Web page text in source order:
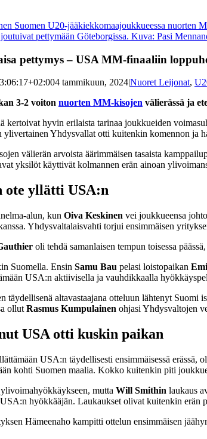
pettymään Göteborgissa. Kuva: Pasi
pettymys – USA MM-finaaliin
4 tammikuun, 2024|Nuoret Leijonat,
3-2 voiton nuorten MM-kisojen välierässä ja
kertoivat hyvin erilaista tarinaa joukkueiden
ylivertainen Yhdysvallat otti kuitenkin komennon
välierän arvoista äärimmäisen tasaista
yksilöt käyttivät kolmannen erän ainoan
ote yllätti USA:n
alun, kun Oiva Keskinen vei joukkueensa
Yhdysvaltalaisvahti torjui ensimmäisen
oli tehdä samanlaisen tempun toisessa
Suomella. Ensin Samu Bau pelasi loistopaikan
USA:n aktiivisella ja vauhdikkaalla
täydellisenä altavastaajana otteluun lähtenyt
ollut Rasmus Kumpulainen ohjasi Yhdysvaltojen
USA otti kuskin paikan
USA:n täydellisesti ensimmäisessä
kohti Suomen maalia. Kokko kuitenkin piti
mutta Will Smithin laukaus
hyökkääjän. Laukaukset olivat kuitenkin erän
Hämeenaho kampitti ottelun ensimmäisen